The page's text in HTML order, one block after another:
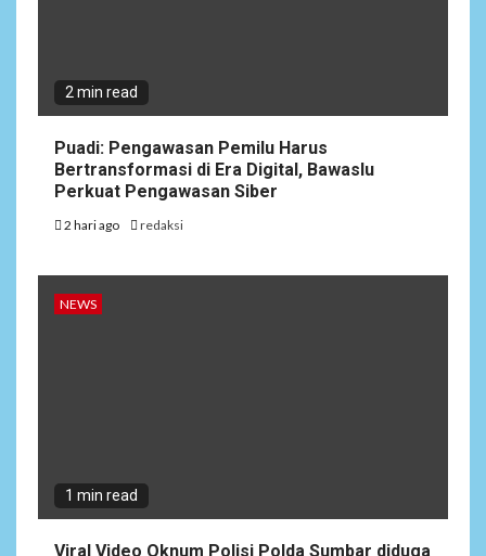
2 min read
Puadi: Pengawasan Pemilu Harus
Bertransformasi di Era Digital, Bawaslu
Perkuat Pengawasan Siber
2 hari ago redaksi
NEWS
1 min read
Viral Video Oknum Polisi Polda Sumbar diduga